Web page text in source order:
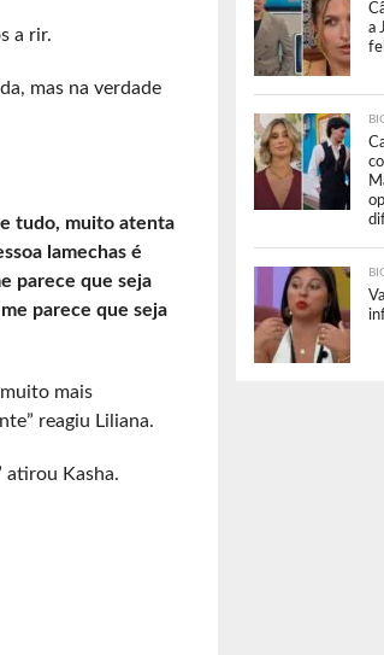
a rir.
mas na verdade
tudo, muito atenta
lamechas é
parece que seja
parece que seja
mais
reagiu Liliana.
atirou Kasha.
a